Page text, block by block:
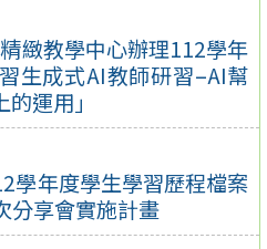
緻教學中心辦理112學年
生成式AI教師研習–AI幫
運用」
學年度學生學習歷程檔案
分享會實施計畫